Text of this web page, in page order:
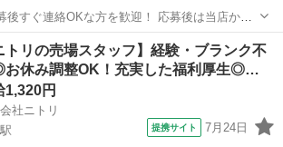
後すぐ連絡OKな方を歓迎！ 応募後は当店から
絡します≫ ・面接時に履歴書の持参をお願いし
軽にご連絡ください！ 【欧州航路】 ■ヨ
チャ...
アパレル
トリの売場スタッフ】経験・ブランク不
休み調整OK！充実した福利厚生◎…
1,320円
社ニトリ
提携サイト 7月24日